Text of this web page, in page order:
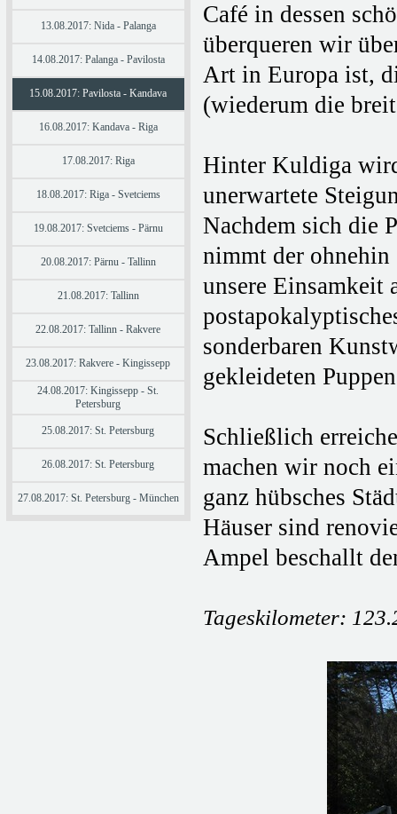
13.08.2017: Nida - Palanga
14.08.2017: Palanga - Pavilosta
15.08.2017: Pavilosta - Kandava
16.08.2017: Kandava - Riga
17.08.2017: Riga
18.08.2017: Riga - Svetciems
19.08.2017: Svetciems - Pärnu
20.08.2017: Pärnu - Tallinn
21.08.2017: Tallinn
22.08.2017: Tallinn - Rakvere
23.08.2017: Rakvere - Kingissepp
24.08.2017: Kingissepp - St.
Petersburg
25.08.2017: St. Petersburg
26.08.2017: St. Petersburg
27.08.2017: St. Petersburg - München
Café in dessen
überqueren wir
Art in Europa ist,
(wiederum die
Hinter Kuldiga
unerwartete
Nachdem sich die
nimmt der ohnehin
unsere Einsamkeit
sonderbaren
gekleideten
Schließlich
machen wir noch
ganz hübsches
Häuser sind
Ampel beschallt
Tageskilometer: